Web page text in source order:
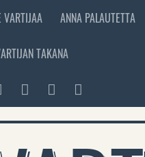
VARTIJAA ANNA PALAUTETTA
TAKANA